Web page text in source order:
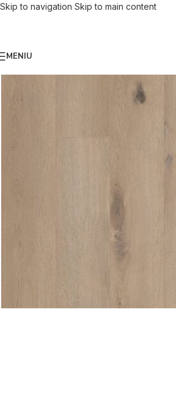
Skip to navigation Skip to main content
MENIU